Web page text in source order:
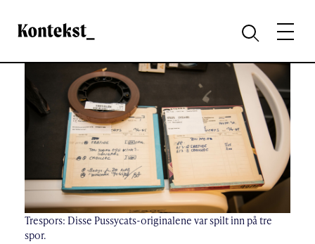
Kontekst
SØKMENY
Trespors: Disse Pussycats-originalene var spilt inn på tre
spor.